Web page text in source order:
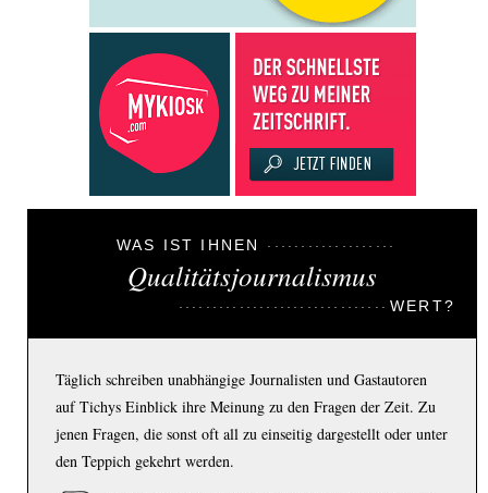
WAS IST IHNEN
Qualitätsjournalismus
WERT?
Täglich schreiben unabhängige Journalisten und Gastautoren
auf Tichys Einblick ihre Meinung zu den Fragen der Zeit. Zu
jenen Fragen, die sonst oft all zu einseitig dargestellt oder unter
den Teppich gekehrt werden.